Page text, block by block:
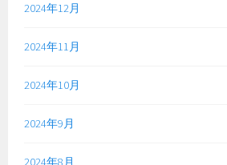
2024年12月
2024年11月
2024年10月
2024年9月
2024年8月